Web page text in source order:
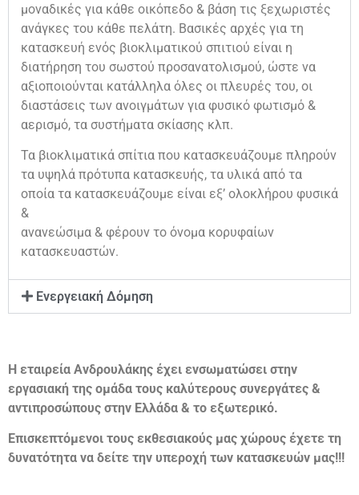
μοναδικές για κάθε οικόπεδο & βάση τις ξεχωριστές
ανάγκες του κάθε πελάτη. Βασικές αρχές για τη
κατασκευή ενός βιοκλιματικού σπιτιού είναι η
διατήρηση του σωστού προσανατολισμού, ώστε να
αξιοποιούνται κατάλληλα όλες οι πλευρές του, οι
διαστάσεις των ανοιγμάτων για φυσικό φωτισμό &
αερισμό, τα συστήματα σκίασης κλπ.
Τα βιοκλιματικά σπίτια που κατασκευάζουμε πληρούν
τα υψηλά πρότυπα κατασκευής, τα υλικά από τα
οποία τα κατασκευάζουμε είναι εξ’ ολοκλήρου φυσικά
&
ανανεώσιμα & φέρουν το όνομα κορυφαίων
κατασκευαστών.
Ενεργειακή Δόμηση
Η εταιρεία Ανδρουλάκης έχει ενσωματώσει στην
εργασιακή της ομάδα τους καλύτερους συνεργάτες &
αντιπροσώπους στην Ελλάδα & το εξωτερικό.
Επισκεπτόμενοι τους εκθεσιακούς μας χώρους έχετε τη
δυνατότητα να δείτε την υπεροχή των κατασκευών μας!!!